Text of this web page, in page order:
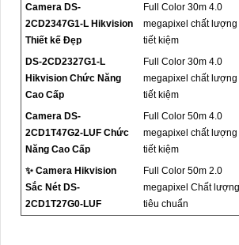
Camera DS-
2CD2347G1-L Hikvision
Thiết kế Đẹp
Full Color 30m 4.0
megapixel chất lượng
tiết kiệm
DS-2CD2327G1-L
Hikvision Chức Năng
Cao Cấp
Full Color 30m 4.0
megapixel chất lượng
tiết kiệm
Camera DS-
2CD1T47G2-LUF Chức
Năng Cao Cấp
Full Color 50m 4.0
megapixel chất lượng
tiết kiệm
✨ Camera Hikvision
Sắc Nét DS-
2CD1T27G0-LUF
Full Color 50m 2.0
megapixel Chất
tiêu chuẩn